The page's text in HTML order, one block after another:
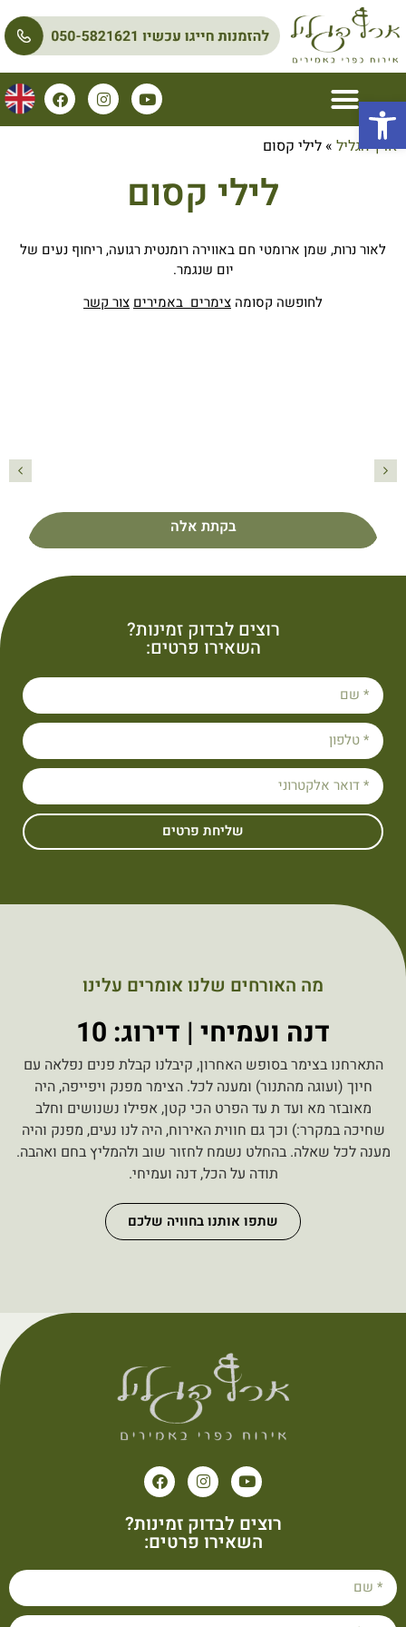
פתח סרגל נגישות
ארץ הגליל »לילי קסום
לילי קסום
לאור נרות, שמן ארומטי חם באווירה רומנטית רגועה, ריחוף נעים של
יום שנגמר.
לחופשה קסומה צימרים באמיריםצור קשר
בקתת אלה
רוצים לבדוק זמינות?
השאירו פרטים:
שליחת פרטים
מה האורחים שלנו אומרים עלינו
דנה ועמיחי | דירוג: 10
התארחנו בצימר בסופש האחרון, קיבלנו קבלת פנים נפלאה עם
חיוך (ועוגה מהתנור) ומענה לכל. הצימר מפנק ויפייפה, היה
מאובזר מא ועד ת עד הפרט הכי קטן, אפילו נשנושים וחלב
שחיכה במקרר:) וכך גם חווית האירוח, היה לנו נעים, מפנק והיה
מענה לכל שאלה. בהחלט נשמח לחזור שוב ולהמליץ בחם ואהבה.
תודה על הכל, דנה ועמיחי.
שתפו אותנו בחוויה שלכם
רוצים לבדוק זמינות?
השאירו פרטים: